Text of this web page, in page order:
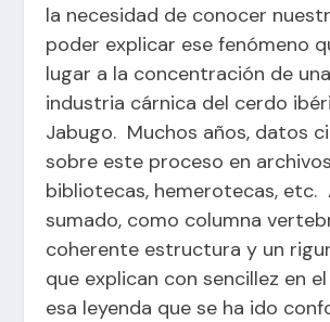
la necesidad de conocer
poder explicar ese fenómeno
lugar a la concentración de
industria cárnica del cerdo
Jabugo. Muchos años, datos
sobre este proceso en
bibliotecas, hemerotecas, etc.
sumado, como columna
coherente estructura y un
que explican con sencillez en
esa leyenda que se ha ido